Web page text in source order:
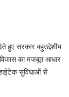
सरकार बहुउद्देशीय
विकास का मजबूत आधार
सुविधाओं से